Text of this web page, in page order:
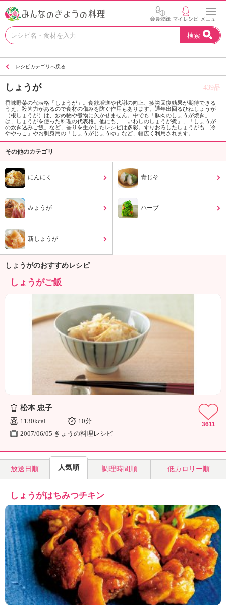
お
い
を
見
つ
け
よ
。
K
エ
ケ
み
ん
な
の
ょ
う
の
料
検索
レシピカテゴリへ戻る
しょうが 439品
香味野菜の代表格「しょうが」。食欲増進や代謝の向上、疲労回復効果が期待できる
うえ、殺菌力があるので食材の傷みを防ぐ作用もあります。通年出回るひねしょうが
（根しょうが）は、炒め物や煮物に欠かせません。中でも「豚肉のしょうが焼き」
は、しょうがを使った料理の代表格。他にも、「いわしのしょうが煮」、「しょうが
の炊き込みご飯」など、香りを生かしたレシピは多彩。すりおろしたしょうがも「冷
ややっこ」やお刺身用の「しょうがじょうゆ」など、幅広く利用されます。
その他のカテゴリ
にんにく 青じそ
みょうが ハーブ
新しょうが
しょうがのおすすめレシピ
しょうがご飯
松本 忠子
1130kcal
10分
2007/06/05 きょうの料理レシピ
3611
放送日順 人気順 調理時間順 低カロリー順
しょうがはちみつチキン